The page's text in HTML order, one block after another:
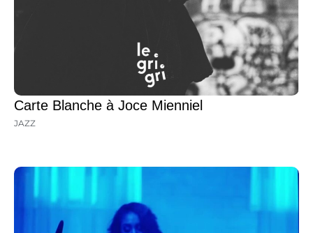
Carte Blanche à Joce Mienniel
JAZZ